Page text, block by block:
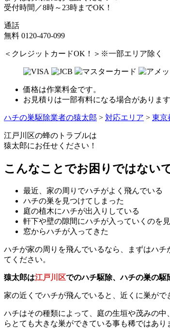
受付時間／8時～23時までOK！
通話
無料 0120-470-099
＜クレジットカードOK！＞※一部エリア除く
価格は作業料金です。
お見積りは一部有料になる場合がありま
ハチの巣駆除業者の猿太郎 > 対応エリア > 東京
江戸川区の蜂のトラブルは
猿太郎にお任せください！
こんなことでお困りではない
最近、家の周りでハチがよく飛んでいる
ハチの巣を見つけてしまった
庭の植木にハチが出入りしている
軒下や壁の隙間にハチが入っていくのを
窓からハチが入ってきた
ハチが家の周りを飛んでいるなら、まずはハ
てください。
猿太郎は江戸川区でのハチ駆除、ハチの巣の駆
家の近くでハチが飛んでいると、近くに巣がで
ハチはその種類によって、庭の生垣や茂みの
らとても大きな巣ができている事も稀ではあり